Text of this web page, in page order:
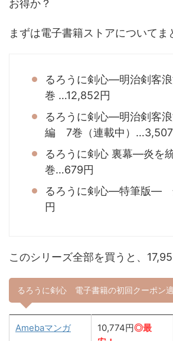
お得か？
まずは電子書籍ストアについてま
るろうに剣心―明治剣客
巻 …12,852円
るろうに剣心―明治剣客
編 7巻（連載中）
るろうに剣心 裏幕―炎
巻…679円
るろうに剣心―特筆版―
円
このシリーズ全部を買うと、
るろうに剣心 電子書籍の初回クーポン
Amebaマンガ 10,774円◎最